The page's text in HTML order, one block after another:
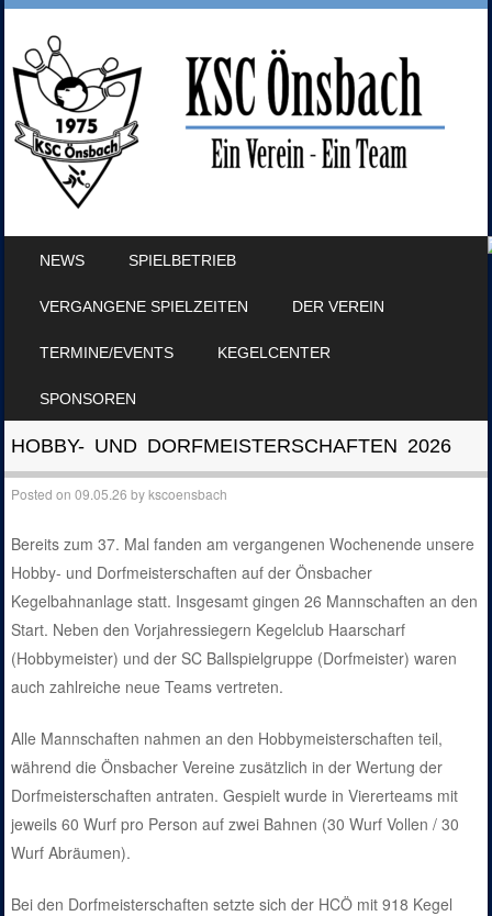
NEWS SPIELBETRIEB
VERGANGENE SPIELZEITEN DER VEREIN
TERMINE/EVENTS KEGELCENTER
SPONSOREN
HOBBY- UND DORFMEISTERSCHAFTEN 2026
Posted on09.05.26 bykscoensbach
Bereits zum 37. Mal fanden am vergangenen Wochenende unsere
Hobby- und Dorfmeisterschaften auf der Önsbacher
Kegelbahnanlage statt. Insgesamt gingen 26 Mannschaften an den
Start. Neben den Vorjahressiegern Kegelclub Haarscharf
(Hobbymeister) und der SC Ballspielgruppe (Dorfmeister) waren
auch zahlreiche neue Teams vertreten.
Alle Mannschaften nahmen an den Hobbymeisterschaften teil,
während die Önsbacher Vereine zusätzlich in der Wertung der
Dorfmeisterschaften antraten. Gespielt wurde in Viererteams mit
jeweils 60 Wurf pro Person auf zwei Bahnen (30 Wurf Vollen / 30
Wurf Abräumen).
Bei den Dorfmeisterschaften setzte sich der HCÖ mit 918 Kegel